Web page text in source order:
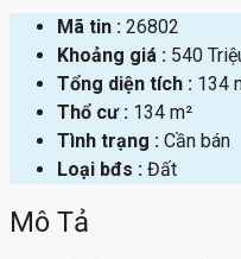
Mã tin : 26802
Khoảng giá : 540
Tổng diện tích : 134
Thổ cư : 134 m²
Tình trạng : Cần bán
Loại bđs : Đất
Mô Tả